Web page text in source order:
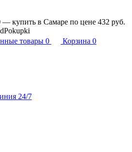
купить в Самаре по цене 432 руб.
товары 0 Корзина 0
24/7